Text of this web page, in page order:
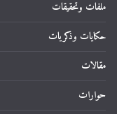
ملفات وتحقيقات
حكايات وذكريات
مقالات
حوارات